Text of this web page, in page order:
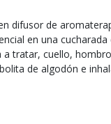
difusor de
en una
tratar, cuello,
de algodón e